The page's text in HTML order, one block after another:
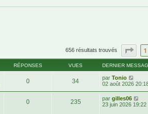
656 résultats trouvés Page1
RÉPONSES VUES DERNIER
0 34 par Tonio
02 août 2026
0 235 par gilles06
23 juin 2026 19:22